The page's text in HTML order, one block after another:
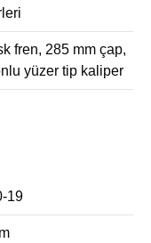
fren, 285 mm çap,
yüzer tip kaliper
19